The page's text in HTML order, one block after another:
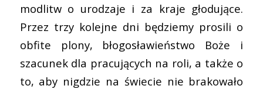
modlitw o urodzaje i za kraje głodujące.
Przez trzy kolejne dni będziemy prosili o
obfite plony, błogosławieństwo Boże i
szacunek dla pracujących na roli, a także o
to, aby nigdzie na świecie nie brakowało